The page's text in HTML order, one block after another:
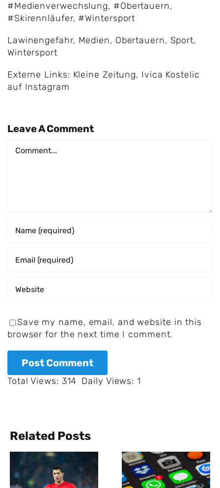
#Medienverwechslung, #Obertauern,
#Skirennläufer, #Wintersport
Lawinengefahr, Medien, Obertauern, Sport,
Wintersport
Externe Links: Kleine Zeitung, Ivica Kostelic
auf Instagram
Leave A Comment
Comment
Save my name, email, and website in this
browser for the next time I comment.
Total Views: 314 Daily Views: 1
Related Posts
Pro Tag
werden über
den
Messenger
Bayer
Leverkusen